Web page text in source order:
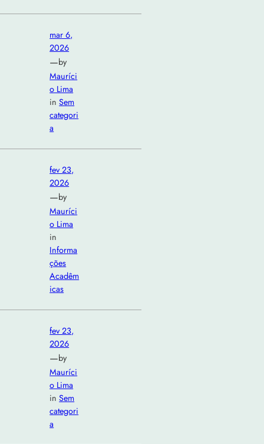
mar 6,
2026
—by
Mauríci
o Lima
inSem
categori
a
fev 23,
2026
—by
Mauríci
o Lima
in
Informa
ções
Acadêm
icas
fev 23,
2026
—by
Mauríci
o Lima
inSem
categori
a